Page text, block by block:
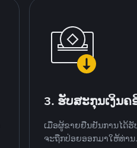
3. ຮັບສະກຸນເງິນຄ
ເມື່ອຜູ້ຂາຍຢືນຢັນການໄດ້ຮັ
ຈະຖືກປ່ອຍອອກມາໃຫ້ທ່ານ.